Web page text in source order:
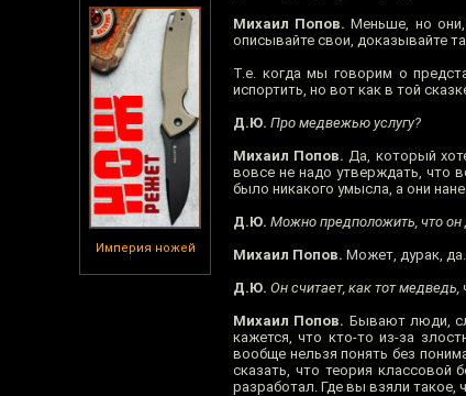
Империя ножей
Михаил Попов. Меньше, но они,
описывайте свои, доказывайте
Т.е. когда мы говорим о
испортить, но вот как в той
Д.Ю. Про медвежью услугу?
Михаил Попов. Да, который
вовсе не надо утверждать, что
было никакого умысла, а они
Д.Ю. Можно предположить, что он
Михаил Попов. Может, дурак, да.
Д.Ю. Он считает, как тот
Михаил Попов. Бывают люди,
кажется, что кто-то из-за
вообще нельзя понять без
сказать, что теория классовой
разработал. Где вы взяли